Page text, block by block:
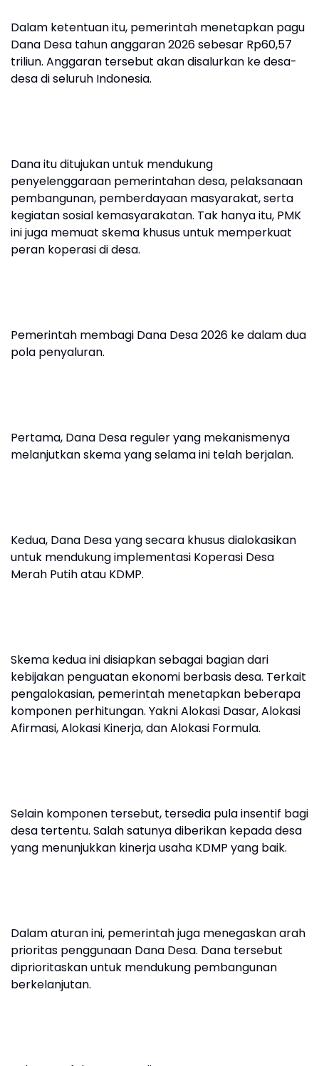
Dalam ketentuan itu, pemerintah menetapkan pagu
Dana Desa tahun anggaran 2026 sebesar Rp60,57
triliun. Anggaran tersebut akan disalurkan ke desa-
desa di seluruh Indonesia.
Dana itu ditujukan untuk mendukung
penyelenggaraan pemerintahan desa, pelaksanaan
pembangunan, pemberdayaan masyarakat, serta
kegiatan sosial kemasyarakatan. Tak hanya itu, PMK
ini juga memuat skema khusus untuk memperkuat
peran koperasi di desa.
Pemerintah membagi Dana Desa 2026 ke dalam dua
pola penyaluran.
Pertama, Dana Desa reguler yang mekanismenya
melanjutkan skema yang selama ini telah berjalan.
Kedua, Dana Desa yang secara khusus dialokasikan
untuk mendukung implementasi Koperasi Desa
Merah Putih atau KDMP.
Skema kedua ini disiapkan sebagai bagian dari
kebijakan penguatan ekonomi berbasis desa. Terkait
pengalokasian, pemerintah menetapkan beberapa
komponen perhitungan. Yakni Alokasi Dasar, Alokasi
Afirmasi, Alokasi Kinerja, dan Alokasi Formula.
Selain komponen tersebut, tersedia pula insentif bagi
desa tertentu. Salah satunya diberikan kepada desa
yang menunjukkan kinerja usaha KDMP yang baik.
Dalam aturan ini, pemerintah juga menegaskan arah
prioritas penggunaan Dana Desa. Dana tersebut
diprioritaskan untuk mendukung pembangunan
berkelanjutan.